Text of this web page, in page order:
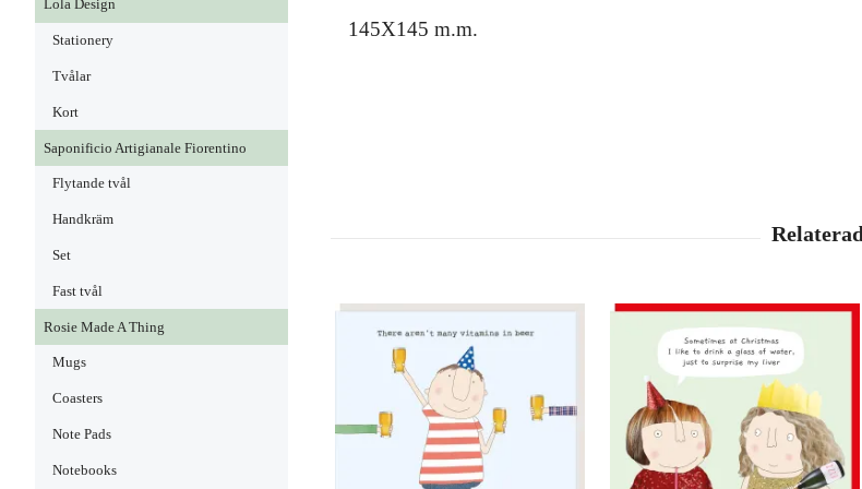
Lola Design
Stationery
Tvålar
Kort
Saponificio Artigianale Fiorentino
Flytande tvål
Handkräm
Set
Fast tvål
Rosie Made A Thing
Mugs
Coasters
Note Pads
Notebooks
145X145 m.m.